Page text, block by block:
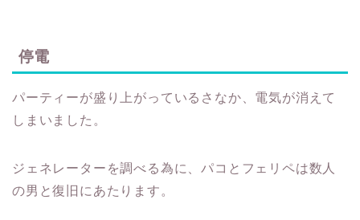
停電
パーティーが盛り上がっているさなか、電気が消えて
しまいました。
ジェネレーターを調べる為に、パコとフェリペは数人
の男と復旧にあたります。